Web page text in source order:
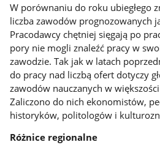
W porównaniu do roku ubiegłego
liczba zawodów prognozowanych
Pracodawcy chętniej sięgają po
pory nie mogli znaleźć pracy w
zawodzie. Tak jak w latach
do pracy nad liczbą ofert dotyczy
zawodów nauczanych w
Zaliczono do nich ekonomistów,
historyków, politologów i
Różnice regionalne